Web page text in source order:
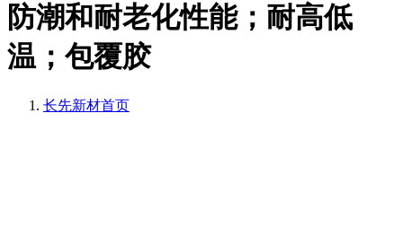
防潮和耐老化性能；耐高低
温；包覆胶
长先新材首页